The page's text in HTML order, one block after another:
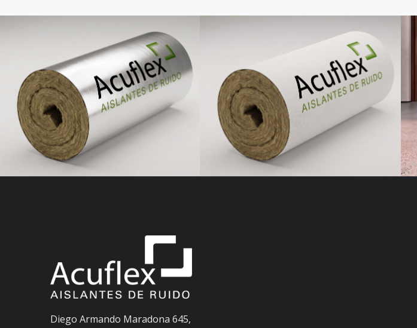
Acuflex Rollo de Lana de
Roca
Acuflex Rollo de Lana de
Roca
Diego Armando Maradona 645,